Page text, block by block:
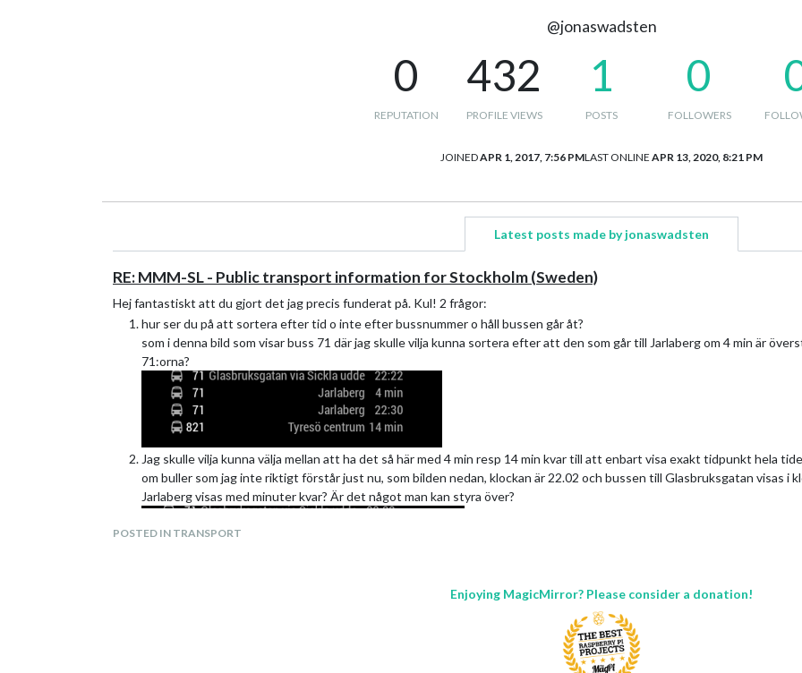
@jonaswadsten
0
REPUTATION
432
PROFILE VIEWS
1
POSTS
0
FOLLOWERS
JOINEDAPR 1, 2017, 7:56 PMLAST ONLINE APR 13, 2020, 8:21 PM
Latest posts made by jonaswadsten
RE: MMM-SL - Public transport information for Stockholm (Sweden)
Hej fantastiskt att du gjort det jag precis funderat på. Kul! 2 frågor:
hur ser du på att sortera efter tid o inte efter bussnummer o håll bussen går åt?
som i denna bild som visar buss 71 där jag skulle vilja kunna sortera efter att den som går till Jarlaberg om 4 min är
71:orna?
Jag skulle vilja kunna välja mellan att ha det så här med 4 min resp 14 min kvar till att enbart visa exakt tidpunkt hela
om buller som jag inte riktigt förstår just nu, som bilden nedan, klockan är 22.02 och bussen till Glasbruksgatan visas i
Jarlaberg visas med minuter kvar? Är det något man kan styra över?
POSTED IN TRANSPORT
Enjoying MagicMirror? Please consider a donation!